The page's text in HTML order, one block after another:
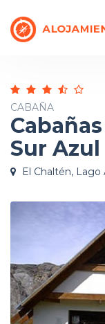
CABAÑA
Sur Azul
El Chaltén,